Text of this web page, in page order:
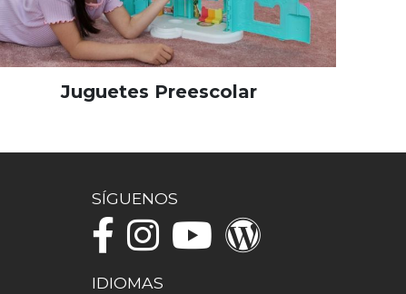
Juguetes Preescolar
SÍGUENOS
IDIOMAS